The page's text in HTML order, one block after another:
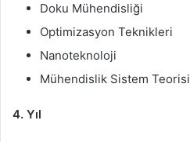
Doku Mühendisliği
Optimizasyon Teknikleri
Nanoteknoloji
Mühendislik Sistem Teorisi
4. Yıl